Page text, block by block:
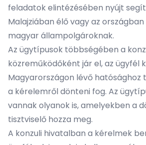
feladatok elintézésében nyújt
Malajziában élő vagy az
magyar állampolgároknak.
Az ügytípusok többségében a
közreműködőként jár el, az ügyfél
Magyarországon lévő
a kérelemről dönteni fog. Az
vannak olyanok is, amelyekben a
tisztviselő hozza meg.
A konzuli hivatalban a kérelmek